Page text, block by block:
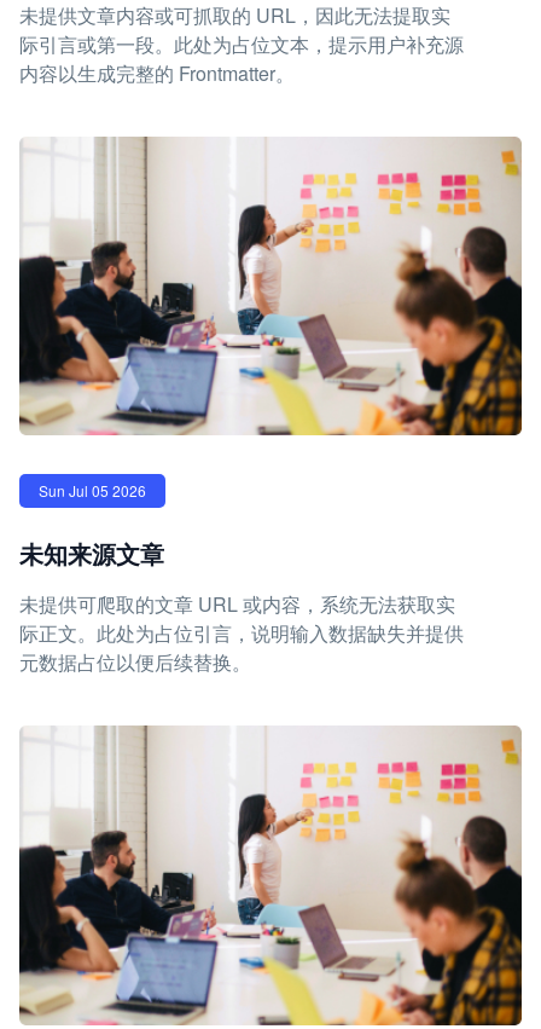
未提供文章内容或可抓取的 URL，因此无法提取实
际引言或第一段。此处为占位文本，提示用户补充源
内容以生成完整的 Frontmatter。
Sun Jul 05 2026
未知来源文章
未提供可爬取的文章 URL 或内容，系统无法获取实
际正文。此处为占位引言，说明输入数据缺失并提供
元数据占位以便后续替换。